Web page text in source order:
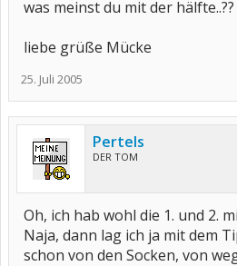
was meinst du mit der hälfte..??
liebe grüße Mücke
25. Juli 2005
Pertels
DER TOM
Oh, ich hab wohl die 1. und 2.
Naja, dann lag ich ja mit dem
schon von den Socken, von